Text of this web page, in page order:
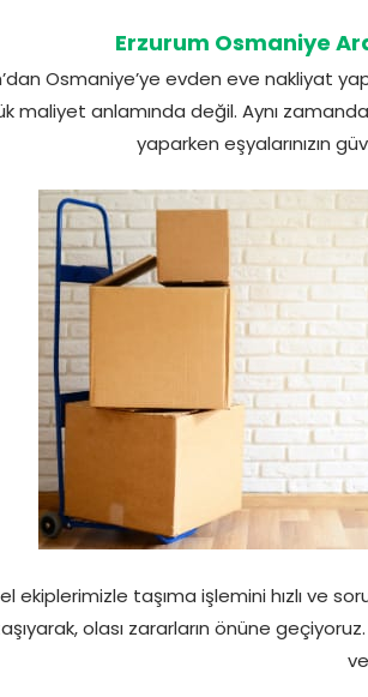
Erzurum Osmaniye
Osmaniye’ye evden eve nakliyat
maliyet anlamında değil. Aynı
yaparken eşyalarınızın
ekiplerimizle taşıma işlemini hızlı ve
olası zararların önüne